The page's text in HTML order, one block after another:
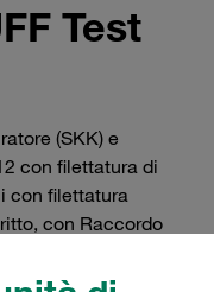
Test
(SKK) e
con filettatura di
con filettatura
con Raccordo
di alta qualità o,